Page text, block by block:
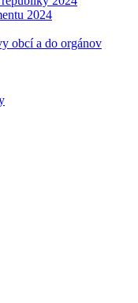
2024
obcí a do orgánov